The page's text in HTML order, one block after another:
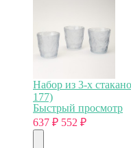
Набор из 3-х
177)
Быстрый просмотр
637 ₽ 552 ₽